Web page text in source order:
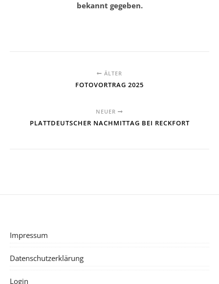
bekannt gegeben.
ÄLTER
FOTOVORTRAG 2025
NEUER
PLATTDEUTSCHER NACHMITTAG BEI RECKFORT
Impressum
Datenschutzerklärung
Login